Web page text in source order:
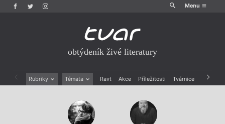
Menu
obtýdeník živé literatury
Rubriky Témata Ravt Akce Příležitosti Tvárnice Archiv
Drobná publicistika